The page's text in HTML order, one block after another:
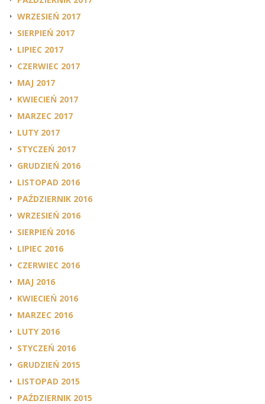
WRZESIEŃ 2017
SIERPIEŃ 2017
LIPIEC 2017
CZERWIEC 2017
MAJ 2017
KWIECIEŃ 2017
MARZEC 2017
LUTY 2017
STYCZEŃ 2017
GRUDZIEŃ 2016
LISTOPAD 2016
PAŹDZIERNIK 2016
WRZESIEŃ 2016
SIERPIEŃ 2016
LIPIEC 2016
CZERWIEC 2016
MAJ 2016
KWIECIEŃ 2016
MARZEC 2016
LUTY 2016
STYCZEŃ 2016
GRUDZIEŃ 2015
LISTOPAD 2015
PAŹDZIERNIK 2015